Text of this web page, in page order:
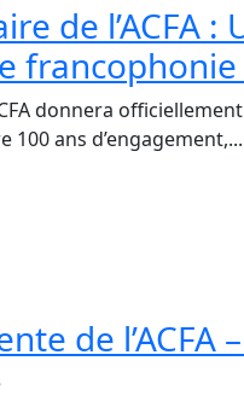
de l’ACFA :
francophonie
donnera
ans d’engagement,...
de l’ACFA